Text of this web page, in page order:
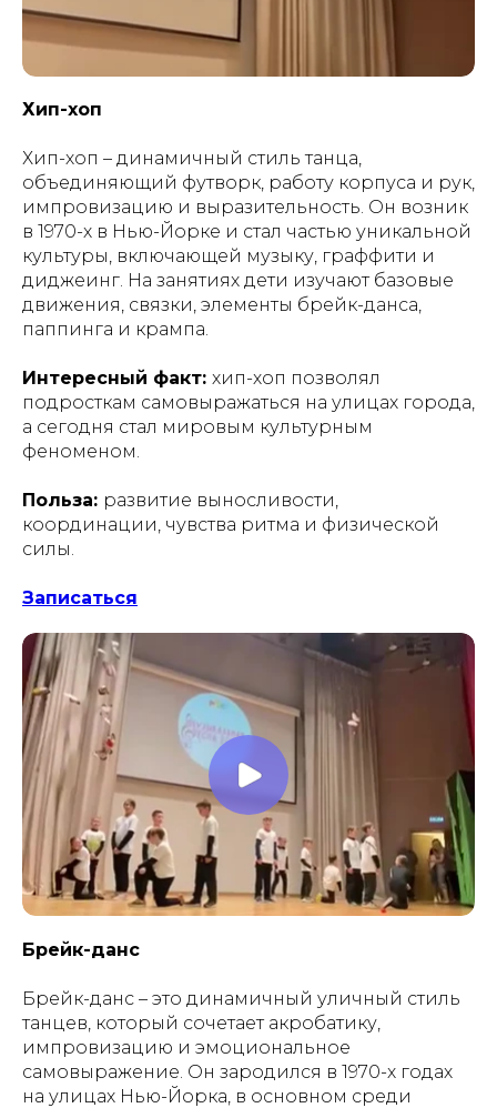
Хип-хоп
Хип-хоп – динамичный стиль танца,
объединяющий футворк, работу корпуса и рук,
импровизацию и выразительность. Он возник
в 1970-х в Нью-Йорке и стал частью уникальной
культуры, включающей музыку, граффити и
диджеинг. На занятиях дети изучают базовые
движения, связки, элементы брейк-данса,
паппинга и крампа.
Интересный факт: хип-хоп позволял
подросткам самовыражаться на улицах города,
а сегодня стал мировым культурным
феноменом.
Польза: развитие выносливости,
координации, чувства ритма и физической
силы.
Записаться
Брейк-данс
Брейк-данс – это динамичный уличный стиль
танцев, который сочетает акробатику,
импровизацию и эмоциональное
самовыражение. Он зародился в 1970-х годах
на улицах Нью-Йорка, в основном среди